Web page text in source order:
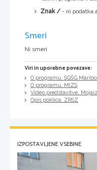
Znak / - ni podatka
Smeri
Ni smeri
Viri in uporabne povezave:
O programu, SGŠG
O programu, MIZS
Video predstavitve,
Opis poklica, ZRSZ
IZPOSTAVLJENE VSEBINE